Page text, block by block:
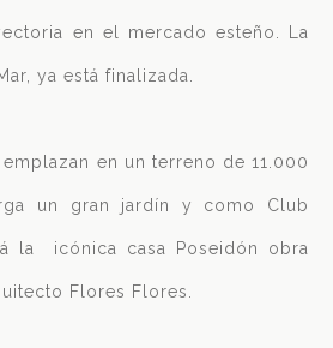
en el mercado esteño. La
ya está finalizada.
en un terreno de 11.000
un gran jardín y como Club
la icónica casa Poseidón obra
Flores Flores.